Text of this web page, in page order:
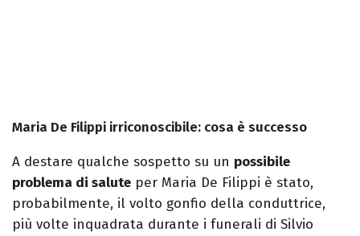
Maria De Filippi irriconoscibile: cosa è successo
A destare qualche sospetto su un possibile
problema di salute per Maria De Filippi è stato,
probabilmente, il volto gonfio della conduttrice,
più volte inquadrata durante i funerali di Silvio